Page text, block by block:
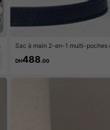
Sac à main 2-en-1 multi-poches
DH488.00